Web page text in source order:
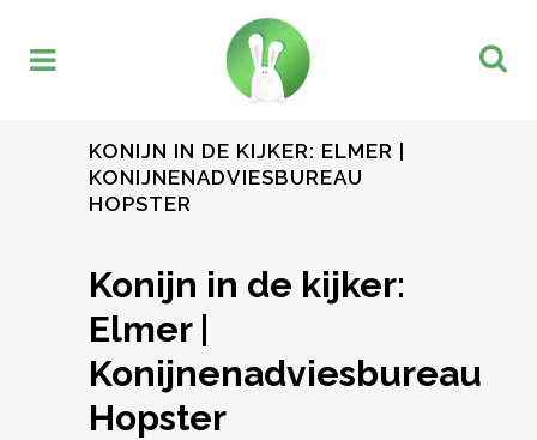
KONIJN IN DE KIJKER: ELMER |
KONIJNENADVIESBUREAU
HOPSTER
Konijn in de kijker:
Elmer |
Konijnenadviesbureau
Hopster